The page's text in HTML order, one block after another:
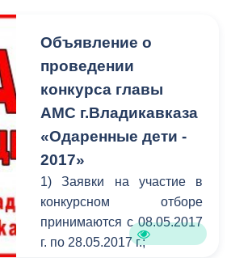
фойе учреждения был
проведен торжественный
митинг. Мероприятие
посетили ветераны
Великой Отечественной
войны, представители
«Стыр Ныхас», органов
власти, общественных
организаций.
Объявление о
проведении
конкурса главы
АМС г.Владикавказа
«Одаренные дети -
2017»
1) Заявки на участие в
конкурсном отборе
принимаются с 08.05.2017
г. по 28.05.2017 г.;